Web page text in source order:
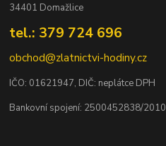
34401 Domažlice
tel.: 379 724 696
obchod@zlatnictvi-hodiny.cz
IČO: 01621947, DIČ: neplátce DPH
Bankovní spojení: 2500452838/2010